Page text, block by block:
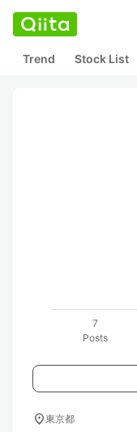
Trend Stock List
7
Posts
location_on東京都